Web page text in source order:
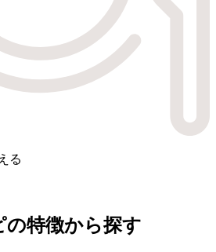
る
の特徴から探す